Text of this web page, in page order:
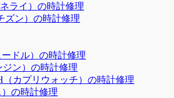
ライ）の時計修理
ズン）の時計修理
ドル）の時計修理
ジン）の時計修理
（カプリウォッチ）の時計修理
の時計修理